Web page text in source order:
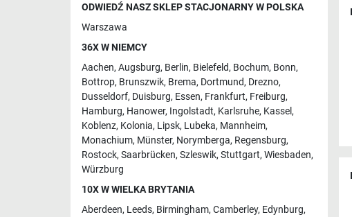
ODWIEDŹ NASZ SKLEP STACJONARNY W POLSKA
Warszawa
36X W NIEMCY
Aachen, Augsburg, Berlin, Bielefeld, Bochum, Bonn,
Bottrop, Brunszwik, Brema, Dortmund, Drezno,
Dusseldorf, Duisburg, Essen, Frankfurt, Freiburg,
Hamburg, Hanower, Ingolstadt, Karlsruhe, Kassel,
Koblenz, Kolonia, Lipsk, Lubeka, Mannheim,
Monachium, Münster, Norymberga, Regensburg,
Rostock, Saarbrücken, Szleswik, Stuttgart, Wiesbaden,
Würzburg
10X W WIELKA BRYTANIA
Aberdeen, Leeds, Birmingham, Camberley, Edynburg,